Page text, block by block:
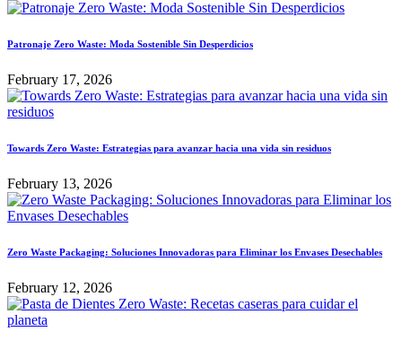
Patronaje Zero Waste: Moda Sostenible Sin Desperdicios
February 17, 2026
Towards Zero Waste: Estrategias para avanzar hacia una vida sin residuos
February 13, 2026
Zero Waste Packaging: Soluciones Innovadoras para Eliminar los Envases Desechables
February 12, 2026